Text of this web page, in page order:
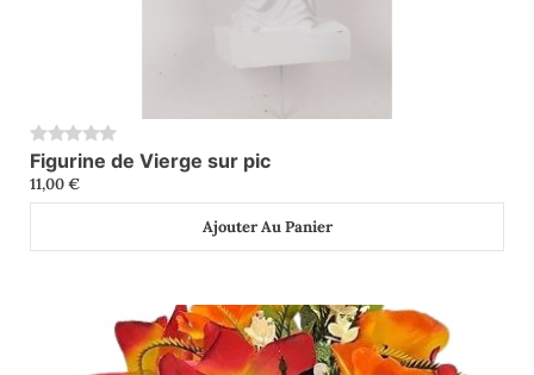
0
Figurine de Vierge sur pic
11,00€
Ajouter Au Panier